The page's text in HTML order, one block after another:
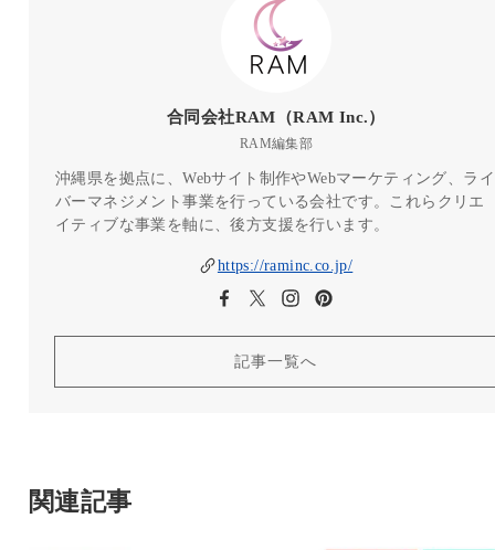
合同会社RAM（RAM Inc.）
RAM編集部
沖縄県を拠点に、Webサイト制作やWebマーケティング、ライ
バーマネジメント事業を行っている会社です。これらクリエ
イティブな事業を軸に、後方支援を行います。
https://raminc.co.jp/
記事一覧へ
関連記事